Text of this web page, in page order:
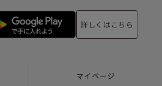
詳しくはこちら
マイページ